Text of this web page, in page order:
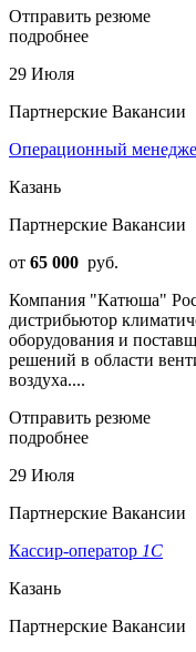
Отправить резюме
подробнее
29 Июля
Партнерские Вакансии
Операционный
Казань
Партнерские Вакансии
от 65 000 руб.
Компания "Катюша"
дистрибьютор
оборудования и
решений в области
воздуха....
Отправить резюме
подробнее
29 Июля
Партнерские Вакансии
Кассир-оператор 1С
Казань
Партнерские Вакансии